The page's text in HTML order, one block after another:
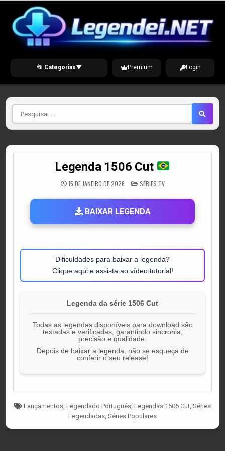
content
📂 Categorias▼ Premium Login
Pesquisar
por
Legenda 1506 Cut
15 DE JANEIRO DE 2026 POSTED
IN
SÉRIES TV
BAIXAR LEGENDA
Dificuldades para baixar a legenda?
Clique aqui e assista ao vídeo tutorial!
Legenda da série 1506 Cut
Todas as legendas disponíveis para download são
testadas e verificadas, garantindo sincronia,
precisão e qualidade.
Depois de baixar a legenda, não se esqueça de
conferir o seu release!
Tagged
Lançamentos, Legendado Português, Legendas 1506 Cut, Séries
Legendadas, Séries Populares